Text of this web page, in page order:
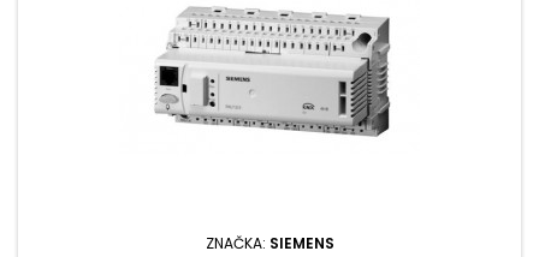
ZNAČKA: SIEMENS